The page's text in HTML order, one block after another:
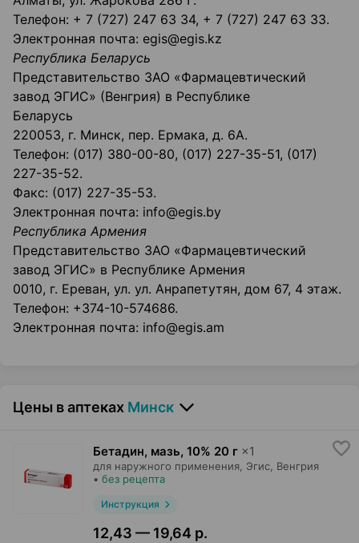
Телефон: + 7 (727) 247 63 34, + 7 (727) 247 63 33.
Электронная почта: egis@egis.kz
Республика Беларусь
Представительство ЗАО «Фармацевтический
завод ЭГИС» (Венгрия) в Республике
Беларусь
220053, г. Минск, пер. Ермака, д. 6А.
Телефон: (017) 380-00-80, (017) 227-35-51, (017)
227-35-52.
Факс: (017) 227-35-53.
Электронная почта: info@egis.by
Республика Армения
Представительство ЗАО «Фармацевтический
завод ЭГИС» в Республике Армения
0010, г. Ереван, ул. ул. Анрапетутян, дом 67, 4 этаж.
Телефон: +374-10-574686.
Электронная почта: info@egis.am
Цены в аптеках Минск
Бетадин, мазь, 10% 20 г ×1
для наружного применения, Эгис, Венгрия
• без рецепта
Инструкция
12,43 — 19,64 р.